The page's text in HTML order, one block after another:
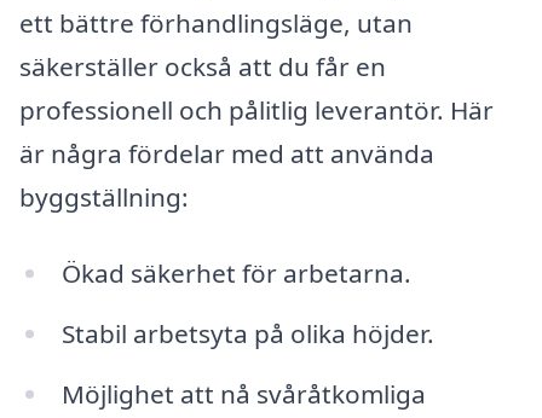
ett bättre förhandlingsläge, utan
säkerställer också att du får en
professionell och pålitlig leverantör. Här
är några fördelar med att använda
byggställning:
Ökad säkerhet för arbetarna.
Stabil arbetsyta på olika höjder.
Möjlighet att nå svåråtkomliga